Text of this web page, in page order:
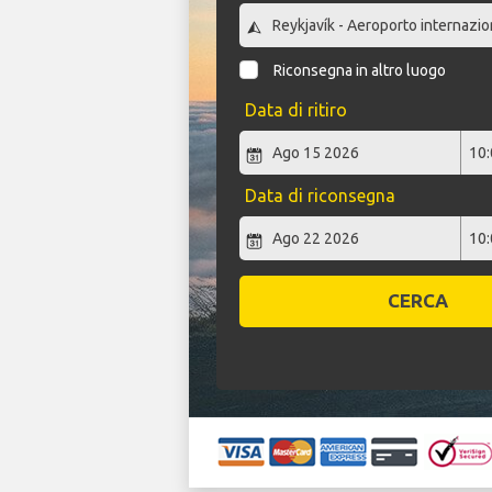
Riconsegna in altro luogo
Data di ritiro
Data di riconsegna
CERCA